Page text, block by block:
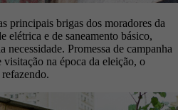
principais brigas dos moradores da
elétrica e de saneamento básico,
necessidade. Promessa de campanha
na época da eleição, o